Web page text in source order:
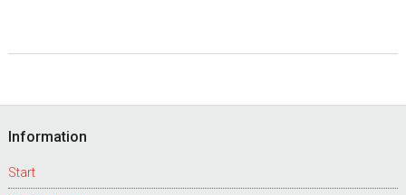
Footer
Information
Start